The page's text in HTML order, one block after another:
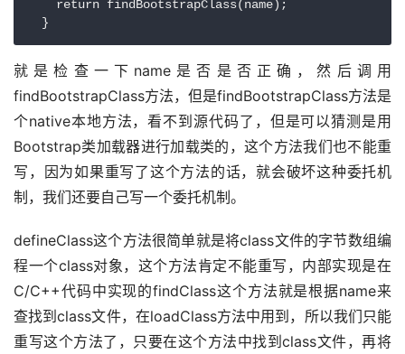
    return findBootstrapClass(name);
就是检查一下name是否是否正确，然后调用
findBootstrapClass方法，但是findBootstrapClass方法是
个native本地方法，看不到源代码了，但是可以猜测是用
Bootstrap类加载器进行加载类的，这个方法我们也不能重
写，因为如果重写了这个方法的话，就会破坏这种委托机
制，我们还要自己写一个委托机制。
defineClass这个方法很简单就是将class文件的字节数组编
程一个class对象，这个方法肯定不能重写，内部实现是在
C/C++代码中实现的findClass这个方法就是根据name来
查找到class文件，在loadClass方法中用到，所以我们只能
重写这个方法了，只要在这个方法中找到class文件，再将